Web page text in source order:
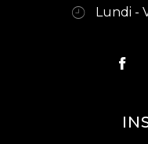
Lundi -